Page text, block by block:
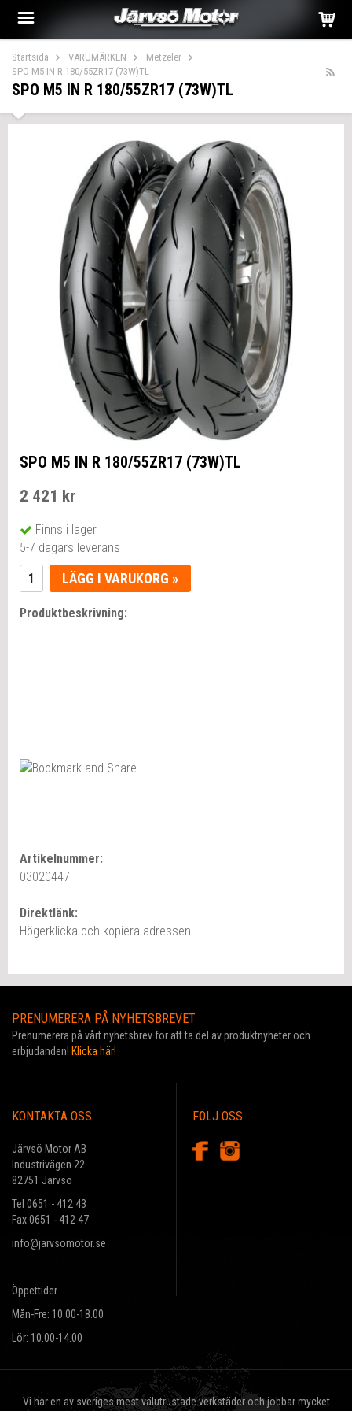
Startsida VARUMÄRKEN
Metzeler
SPO M5 IN R 180/55ZR17 (73W)TL
SPO M5 IN R 180/55ZR17 (73W)TL
SPO M5 IN R 180/55ZR17 (73W)TL
2 421 kr
Finns i lager
5-7 dagars leverans
LÄGG I VARUKORG »
Produktbeskrivning:
Artikelnummer:
03020447
Direktlänk:
Högerklicka och kopiera adressen
PRENUMERERA PÅ NYHETSBREVET
Prenumerera på vårt nyhetsbrev för att ta del av produktnyheter och
erbjudanden! Klicka här!
KONTAKTA OSS
Järvsö Motor AB
Industrivägen 22
82751 Järvsö
Tel 0651 - 412 43
Fax 0651 - 412 47
info@jarvsomotor.se
Öppettider
Mån-Fre: 10.00-18.00
Lör: 10.00-14.00
FÖLJ OSS
Vi har en av sveriges mest välutrustade verkstäder och jobbar mycket